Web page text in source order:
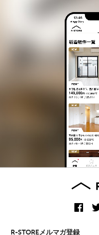
R-STOREメルマガ登録